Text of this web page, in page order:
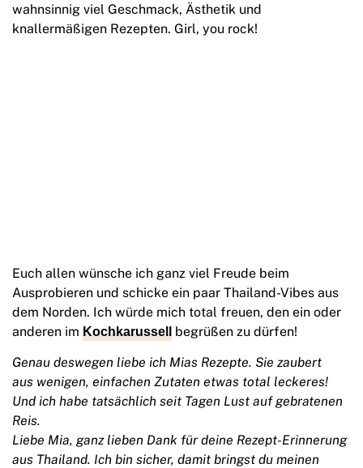
wahnsinnig viel Geschmack, Ästhetik und
knallermäßigen Rezepten. Girl, you rock!
Euch allen wünsche ich ganz viel Freude beim
Ausprobieren und schicke ein paar Thailand-Vibes aus
dem Norden. Ich würde mich total freuen, den ein oder
anderen im Kochkarussell begrüßen zu dürfen!
Genau deswegen liebe ich Mias Rezepte. Sie zaubert
aus wenigen, einfachen Zutaten etwas total leckeres!
Und ich habe tatsächlich seit Tagen Lust auf gebratenen
Reis.
Liebe Mia, ganz lieben Dank für deine Rezept-Erinnerung
aus Thailand. Ich bin sicher, damit bringst du meinen